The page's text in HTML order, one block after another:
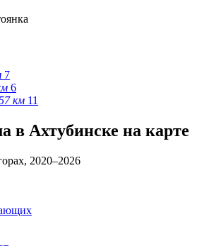
7
6
км 11
в Ахтубинске на карте
2020–2026